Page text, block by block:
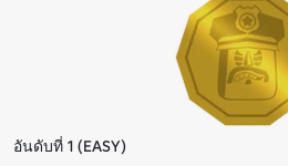
อันดับที่ 1 (EASY)